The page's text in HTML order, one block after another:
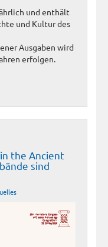
und enthält
und Kultur des
Ausgaben wird
erfolgen.
the Ancient
sind